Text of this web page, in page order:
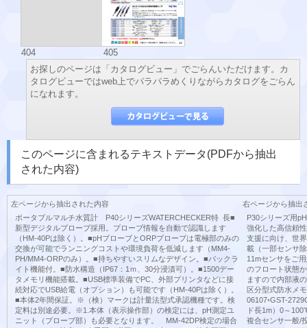
404
405
お探しのページは「カタログビュー」でごらんいただけます。カ
タログビューではweb上でパラパラめくりながらカタログをごらん
になれます。
このページに含まれるテキストデータ(PDFから抽出
された内容)
左ページから抽出された内容
ポータブルマルチ水質計 P40シリーズWATERCHECKER特 長■
新型デジタルプローブ採用。プローブ情報を自動で認識します
（HM-40Pは除く）。■pHプローブとORPプローブは電極部のみの
交換が可能でランニングコストや環境負荷を低減します（MM4-
PH/MM4-ORPのみ）。■持ちやすいスリムなデザイン。■バックラ
イト機能付。■防水構造（IP67：1ｍ、30分浸漬可）。■1500デー
タメモリ機能搭載。■USB標準装備でPC、外部プリンタなどに接
続対応でUSB給電（オプション）も可能です（HM-40Pは除く）。
■本体2年間保証。※（検）マークは計量法型式承認機種です。検
定料は別途必要。※1.本体（表示操作部）の検定には、pH測定ユ
ニット（プローブ部）も必要となります。 MM-42DP検定の場合
右ページから抽出
P30シリーズ用
強化した高信頼
支援に向け、世
載（一部センサ
11mセンサをご
のフロート状態
ますので内部液
区分型式防水メ
06107◦GST-
ド長1m）0～
複合センサ一般/